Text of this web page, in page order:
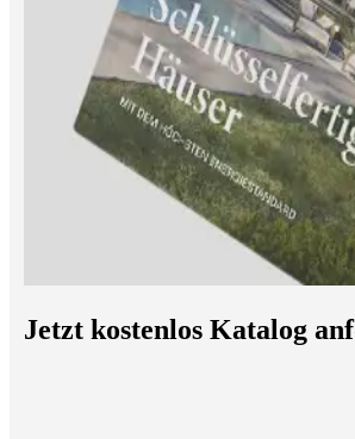
Jetzt kostenlos Katalog